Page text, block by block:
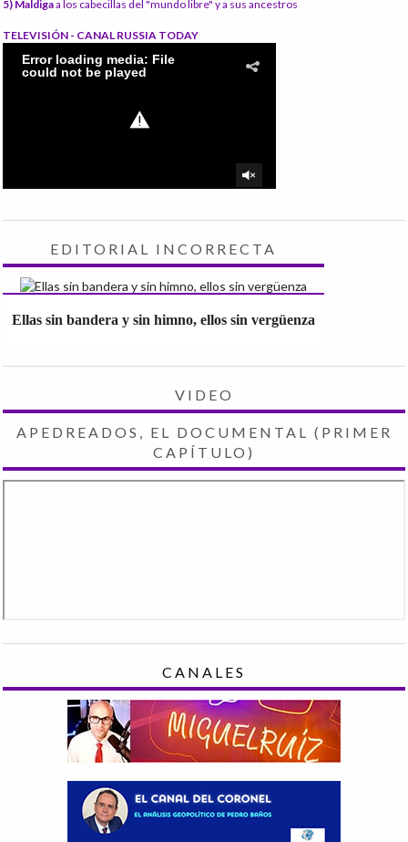
5) Maldigaa los cabecillas del "mundo libre" y a sus ancestros
TELEVISIÓN - CANAL RUSSIA TODAY
EDITORIAL INCORRECTA
Ellas sin bandera y sin himno, ellos sin vergüenza
VIDEO
APEDREADOS, EL DOCUMENTAL (PRIMER
CAPÍTULO)
CANALES